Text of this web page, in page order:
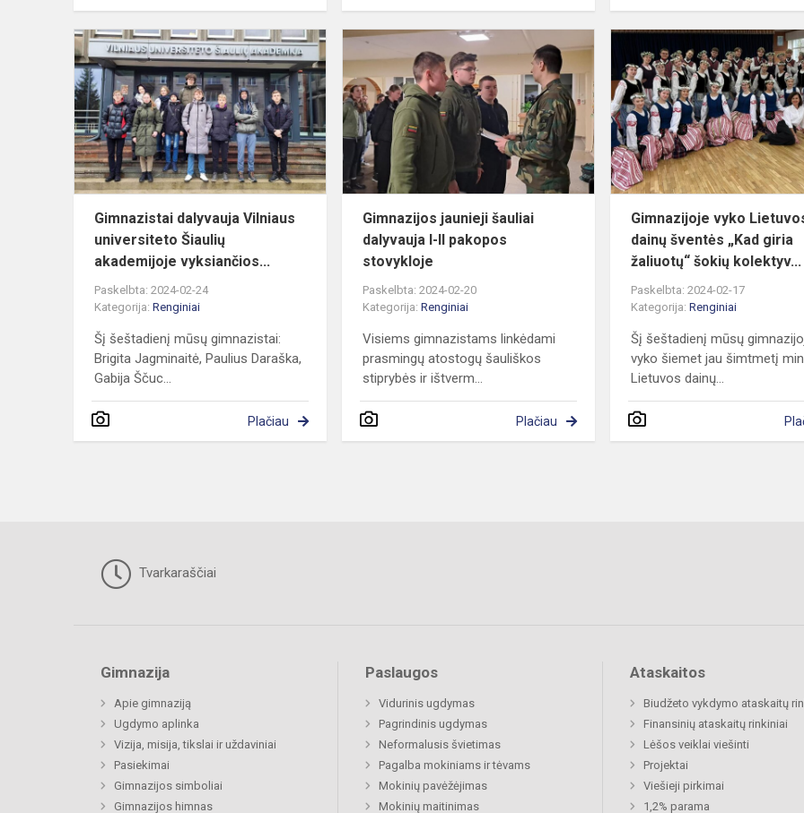
Gimnazistai
dalyvauja
Vilniaus
universiteto
Šiaulių
akademi...
Gimnazistai dalyvauja Vilniaus
universiteto Šiaulių
akademijoje vyksiančios...
Paskelbta: 2024-02-24
Kategorija: Renginiai
Šį šeštadienį mūsų gimnazistai:
Brigita Jagminaitė, Paulius Daraška,
Gabija Ščuc...
Plačiau
Gimnazijos
jaunieji
šauliai
dalyvauja
II
pakopos
stovyklo...
Gimnazijos jaunieji šauliai
dalyvauja I-II pakopos
stovykloje
Paskelbta: 2024-02-20
Kategorija:Renginiai
Visiems gimnazistams linkėdami
prasmingų atostogų šauliškos
stiprybės ir ištverm...
Plačiau
Gimnazijoje vyko
dainų šventės „Kad giria
žaliuotų“ šokių kolektyv...
Paskelbta: 2024-02-17
Kategorija:Renginiai
Šį šeštadienį mūsų
vyko šiemet jau šimtmetį
Lietuvos dainų...
Tvarkaraščiai
Gimnazija
Apie gimnaziją
Ugdymo aplinka
Vizija, misija, tikslai ir uždaviniai
Pasiekimai
Gimnazijos simboliai
Gimnazijos himnas
Paslaugos
Vidurinis ugdymas
Pagrindinis ugdymas
Neformalusis švietimas
Pagalba mokiniams ir tėvams
Mokinių pavėžėjimas
Mokinių maitinimas
Ataskaitos
Biudžeto vykdymo ataskaitų
Finansinių ataskaitų rinkiniai
Lėšos veiklai viešinti
Projektai
Viešieji pirkimai
1,2% parama